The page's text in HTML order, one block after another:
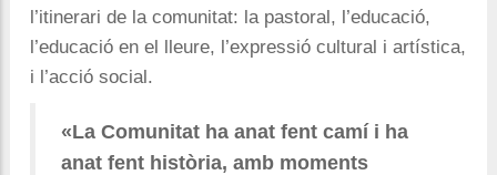
l’itinerari de la comunitat: la pastoral, l’educació,
l’educació en el lleure, l’expressió cultural i artística,
i l’acció social.
«La Comunitat ha anat fent camí i ha
anat fent història, amb moments